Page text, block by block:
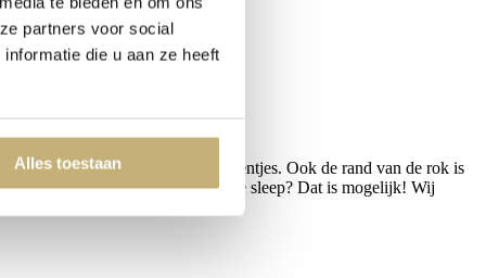
partners voor social
die u aan ze heeft
Alles toestaan/ 3D bloementjes en steentjes. Ook de rand van de rok is
communiejurkmet een extra lange sleep? Dat is mogelijk! Wij